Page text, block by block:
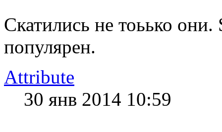
Скатились не тоьько
популярен.
Attribute
30 янв 2014 10:59